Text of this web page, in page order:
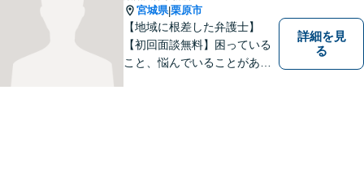
宮城県|栗原市
【地域に根差した弁護士】
【初回面談無料】困っている
こと、悩んでいることがあっ
詳細を見
る